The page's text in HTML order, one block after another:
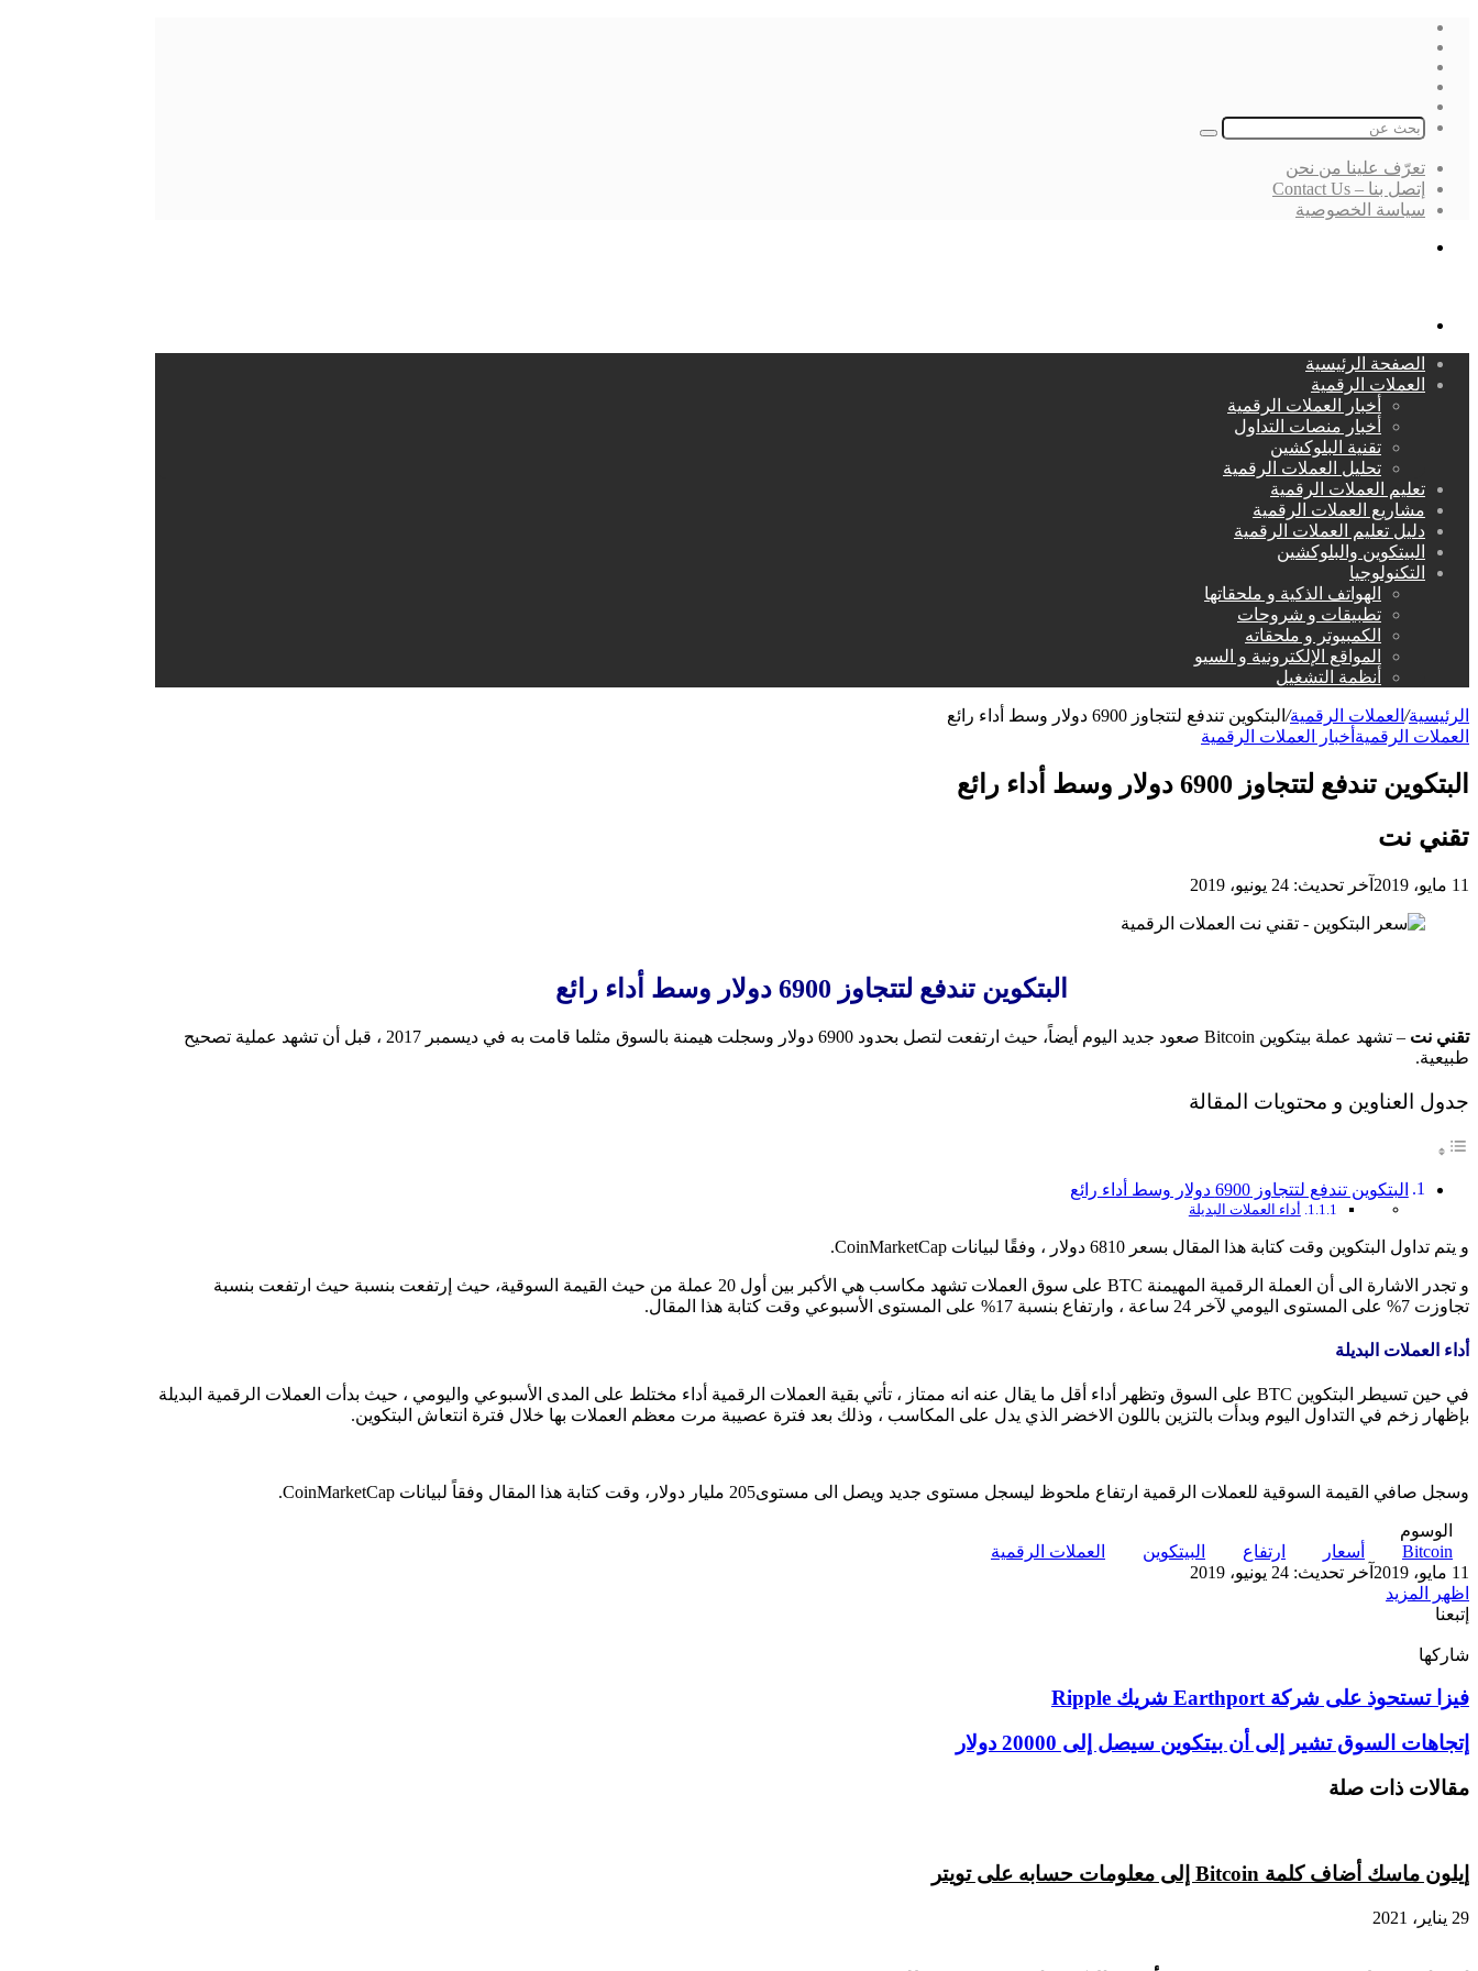
بحث
تعرّف علينا من نحن
إتصل بنا – Contact Us
سياسة الخصوصية
الصفحة الرئيسية
العملات الرقمية
أخبار العملات الرقمية
أخبار منصات التداول
تقنية البلوكشين
تحليل العملات الرقمية
تعليم العملات الرقمية
مشاريع العملات الرقمية
دليل تعليم العملات الرقمية
البيتكوين والبلوكشين
التكنولوجيا
الهواتف الذكية و ملحقاتها
تطبيقات و شروحات
الكمبيوتر و ملحقاته
المواقع الإلكترونية و السيو
أنظمة التشغيل
الرئيسية/ العملات الرقمية/ البتكوين تندفع لتتجاوز 6900 دولار وسط أداء رائع
العملات الرقمية أخبار العملات الرقمية
البتكوين تندفع لتتجاوز 6900 دولار وسط أداء رائع
تقني نت
11 مايو، 2019 آخر تحديث: 24 يونيو، 2019
البتكوين تندفع لتتجاوز 6900 دولار وسط أداء رائع
تقني نت
– تشهد عملة بيتكوين Bitcoin صعود جديد اليوم أيضاً، حيث ارتفعت لتصل بحدود 6900 دولار وسجلت هيمنة بالسوق مثلما قامت به في ديسمبر 2017 ، قبل أن تشهد عملية تصحيح
طبيعية.
جدول العناوين و محتويات المقالة
البتكوين تندفع لتتجاوز 6900 دولار وسط أداء رائع
أداء العملات البديلة
و يتم تداول البتكوين وقت كتابة هذا المقال بسعر 6810 دولار ، وفقًا لبيانات CoinMarketCap.
و تجدر الاشارة الى أن العملة الرقمية المهيمنة BTC على سوق العملات تشهد مكاسب هي الأكبر بين أول 20 عملة من حيث القيمة السوقية، حيث إرتفعت بنسبة حيث ارتفعت بنسبة
تجاوزت 7% على المستوى اليومي لآخر 24 ساعة ، وارتفاع بنسبة 17% على المستوى الأسبوعي وقت كتابة هذا المقال.
أداء العملات البديلة
في حين تسيطر البتكوين BTC على السوق وتظهر أداء أقل ما يقال عنه انه ممتاز ، تأتي بقية العملات الرقمية أداء مختلط على المدى الأسبوعي واليومي ، حيث بدأت العملات الرقمية البديلة
بإظهار زخم في التداول اليوم وبدأت بالتزين باللون الاخضر الذي يدل على المكاسب ، وذلك بعد فترة عصيبة مرت معظم العملات بها خلال فترة انتعاش البتكوين.
وسجل صافي القيمة السوقية للعملات الرقمية ارتفاع ملحوظ ليسجل مستوى جديد ويصل الى مستوى205 مليار دولار، وقت كتابة هذا المقال وفقاً لبيانات CoinMarketCap.
الوسوم
Bitcoin
أسعار ارتفاع البيتكوين
العملات الرقمية
11 مايو، 2019
آخر تحديث: 24 يونيو، 2019
اظهر المزيد
إتبعنا
شاركها
فيزا
تستحوذ
على
شركة
Earthport
شريك
فيزا تستحوذ على شركة Earthport شريك Ripple
إتجاهات
السوق
تشير
سيصل
إلى
20000
دولار
إتجاهات السوق تشير إلى أن بيتكوين سيصل إلى 20000 دولار
مقالات ذات صلة
إيلون ماسك أضاف كلمة Bitcoin إلى معلومات حسابه على تويتر
29 يناير، 2021